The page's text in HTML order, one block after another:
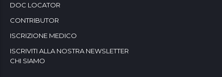
DOC LOCATOR
CONTRIBUTOR
ISCRIZIONE MEDICO
ISCRIVITI ALLA NOSTRA NEWSLETTER
CHI SIAMO